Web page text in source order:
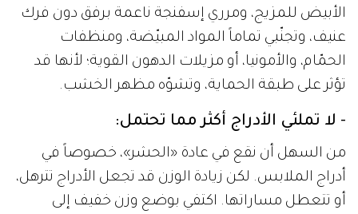
الأبيض للمزيج، ومرري إسفنجة ناعمة برفق دون فرك
عنيف، وتجنّبي تماماً المواد المبيّضة، ومنظفات
الحمّام، والأمونيا، أو مزيلات الدهون القوية؛ لأنها قد
تؤثر على طبقة الحماية، وتشوّه مظهر الخشب.
- لا تملئي الأدراج أكثر مما تحتمل:
من السهل أن نقع في عادة «الحشر»، خصوصاً في
أدراج الملابس. لكن زيادة الوزن قد تجعل الأدراج تترهل،
أو تتعطل مساراتها. اكتفي بوضع وزن خفيف إلى